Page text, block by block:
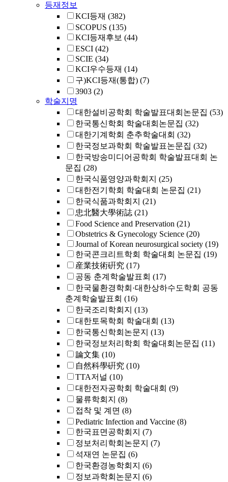
등재정보
KCI등재 (382)
SCOPUS (135)
KCI등재후보 (44)
ESCI (42)
SCIE (34)
KCI우수등재 (14)
구)KCI등재(통합) (7)
3903 (2)
학술지명
대한설비공학회 학술발표대회논문집 (53)
한국통신학회 학술대회논문집 (32)
대한기계학회 춘추학술대회 (32)
한국정보과학회 학술발표논문집 (32)
한국방송미디어공학회 학술발표대회 논
문집 (28)
한국식품영양과학회지 (25)
대한전기학회 학술대회 논문집 (21)
한국식품과학회지 (21)
忠北醫大學術誌 (21)
Food Science and Preservation (21)
Obstetrics & Gynecology Science (20)
Journal of Korean neurosurgical society (19)
한국콘크리트학회 학술대회 논문집 (19)
産業技術硏究 (17)
공동 춘계학술발표회 (17)
한국물환경학회·대한상하수도학회 공동
춘계학술발표회 (16)
한국조리학회지 (13)
대한토목학회 학술대회 (13)
한국통신학회논문지 (13)
한국정보처리학회 학술대회논문집 (11)
論文集 (10)
自然科學硏究 (10)
TTA저널 (10)
대한전자공학회 학술대회 (9)
물류학회지 (8)
접착 및 계면 (8)
Pediatric Infection and Vaccine (8)
한국표면공학회지 (7)
정보처리학회논문지 (7)
석재연 논문집 (6)
한국환경농학회지 (6)
정보과학회논문지 (6)